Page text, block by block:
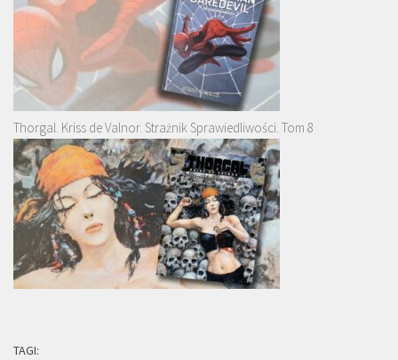
Thorgal. Kriss de Valnor. Strażnik Sprawiedliwości. Tom 8
TAGI: